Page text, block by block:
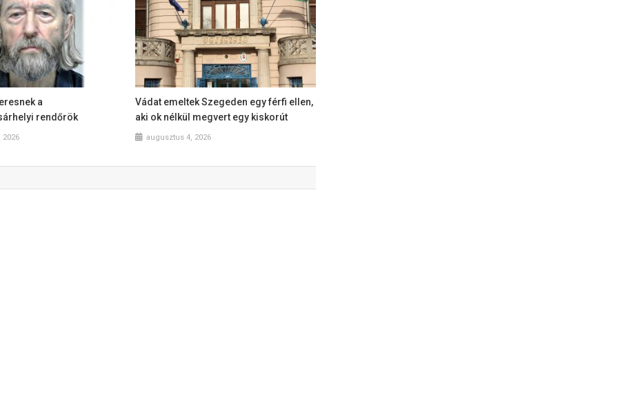
a
rendőrök
Vádat emeltek Szegeden egy férfi ellen,
aki ok nélkül megvert egy kiskorút
augusztus 4, 2026